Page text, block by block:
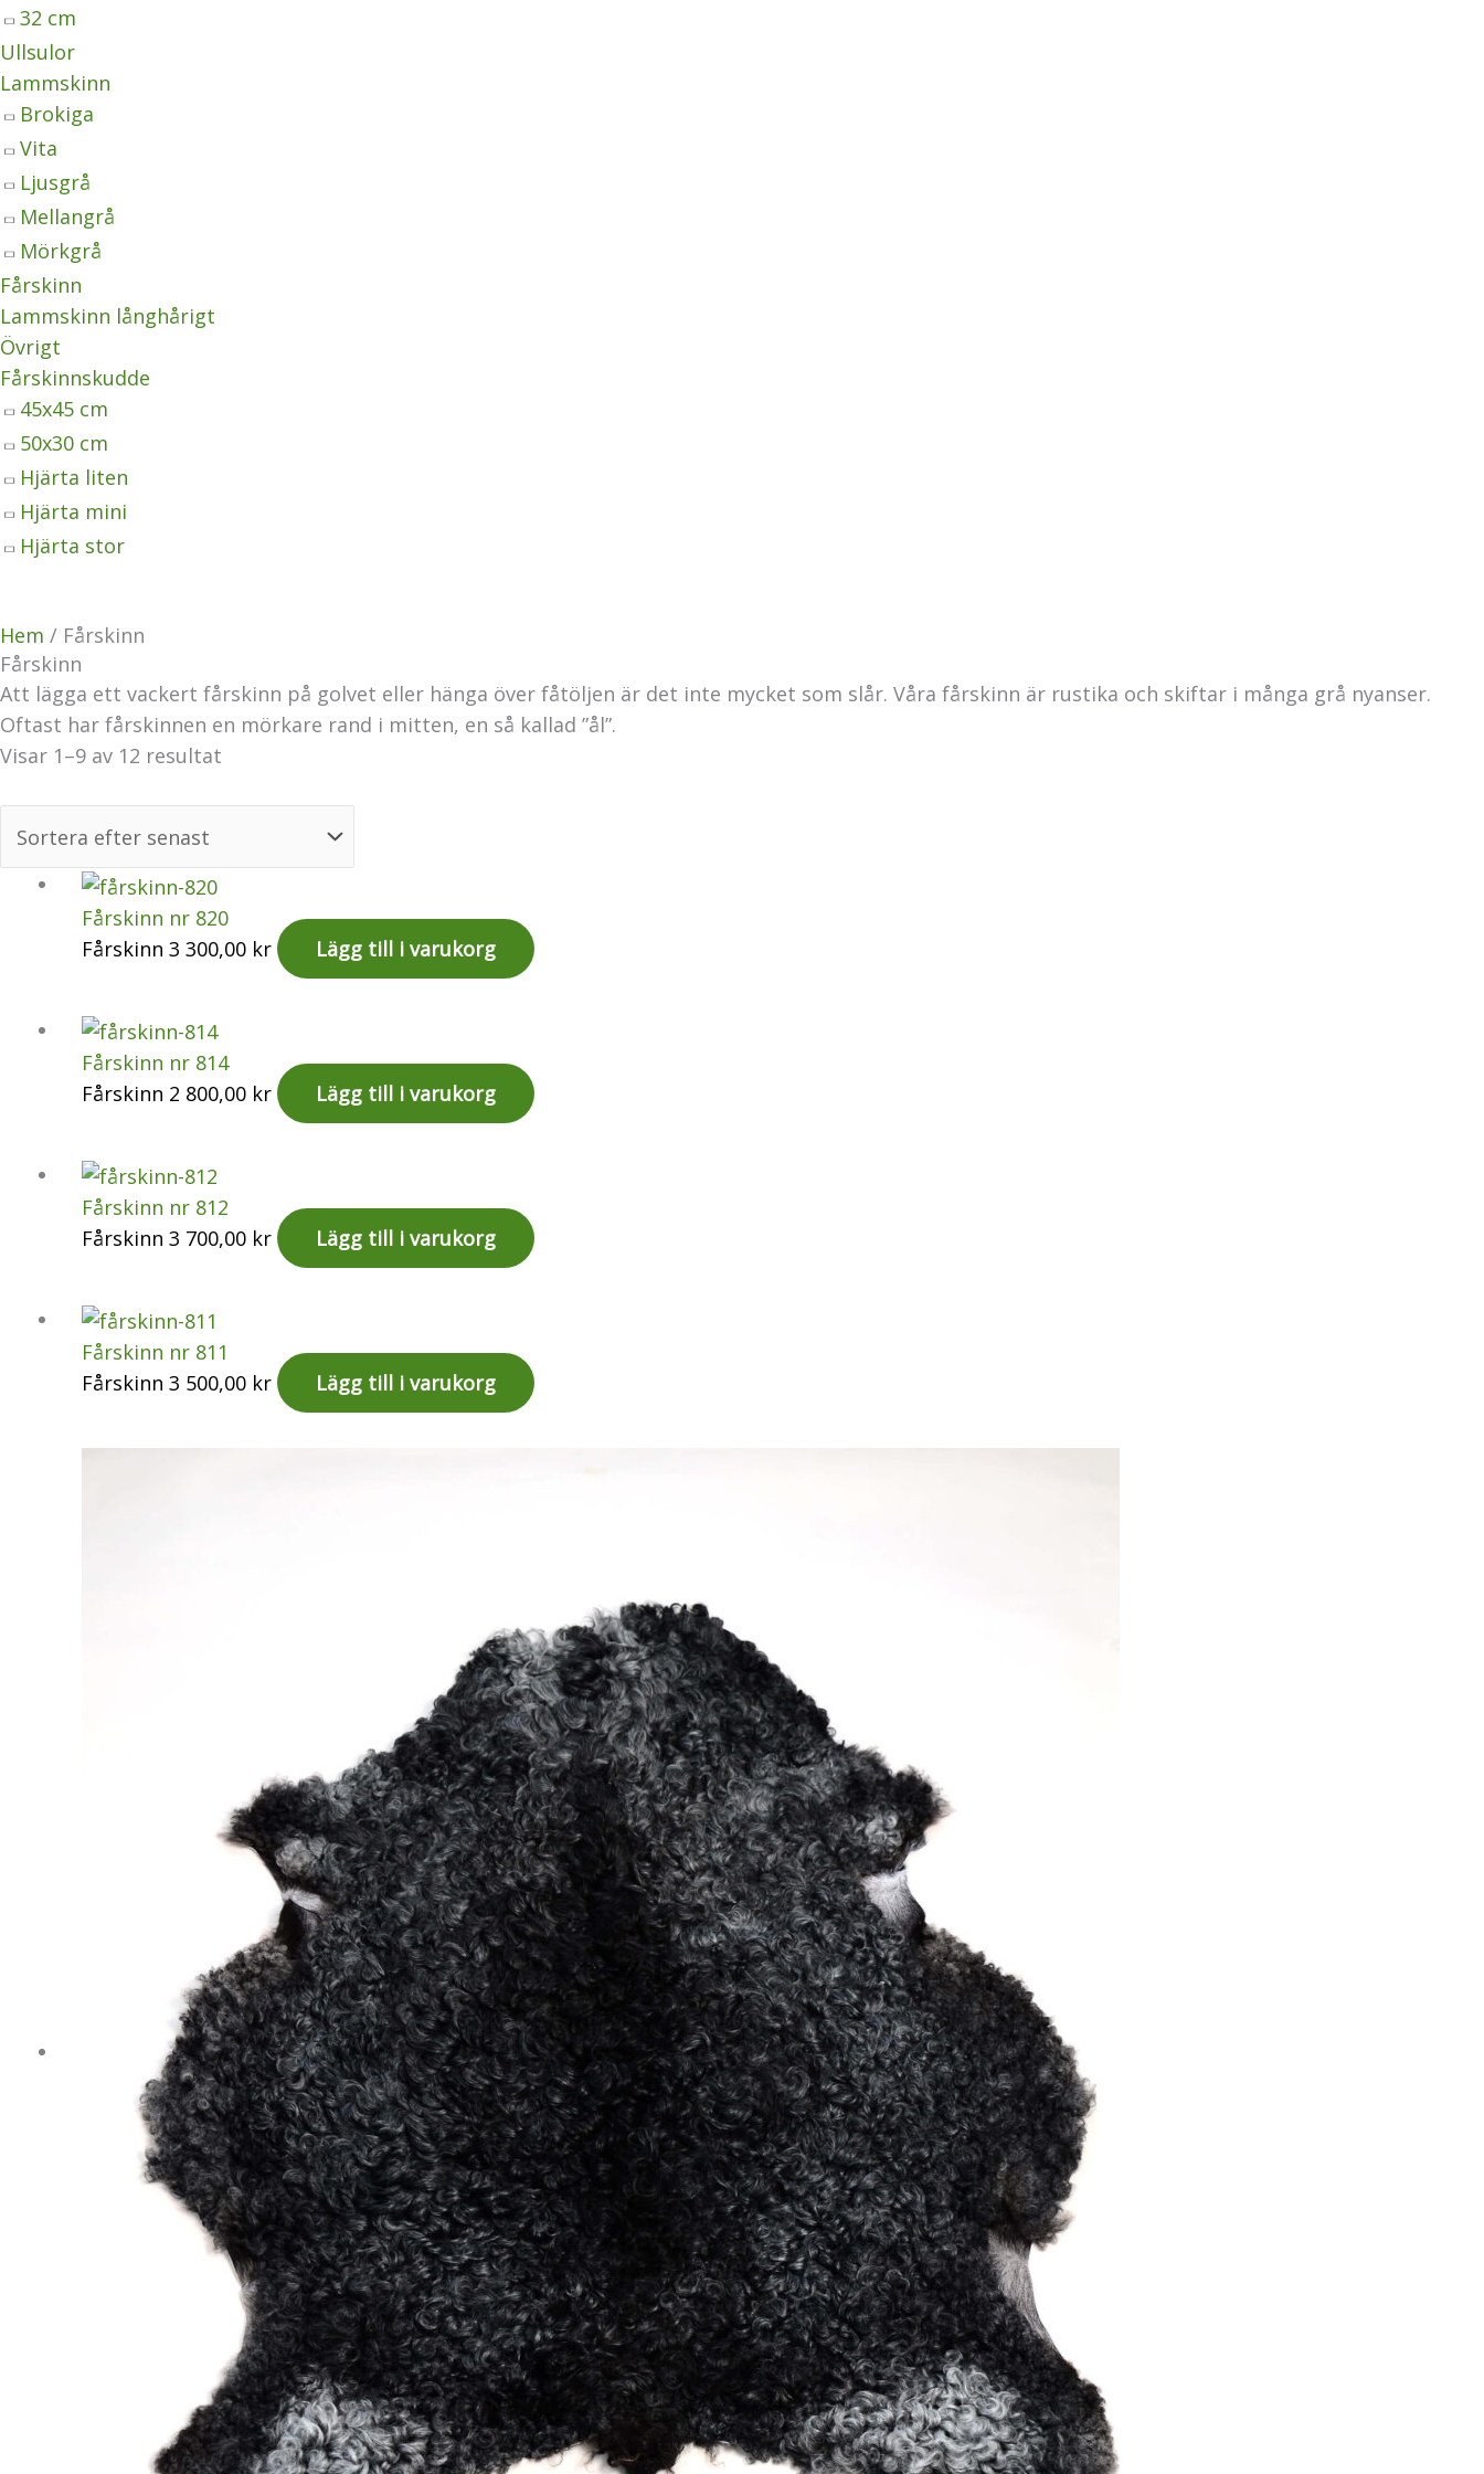
32 cm
Ullsulor
Lammskinn
Brokiga
Vita
Ljusgrå
Mellangrå
Mörkgrå
Fårskinn
Lammskinn långhårigt
Övrigt
Fårskinnskudde
45x45 cm
50x30 cm
Hjärta liten
Hjärta mini
Hjärta stor
Hem / Fårskinn
Fårskinn
Att lägga ett vackert fårskinn på golvet eller hänga över fåtöljen är det inte mycket som slår. Våra fårskinn är rustika och skiftar i många grå nyanser.
Oftast har fårskinnen en mörkare rand i mitten, en så kallad ”ål”.
Visar 1–9 av 12 resultat
Fårskinn nr 820
Fårskinn 3 300,00 kr Lägg till i varukorg
Fårskinn nr 814
Fårskinn 2 800,00 kr Lägg till i varukorg
Fårskinn nr 812
Fårskinn 3 700,00 kr Lägg till i varukorg
Fårskinn nr 811
Fårskinn 3 500,00 kr Lägg till i varukorg